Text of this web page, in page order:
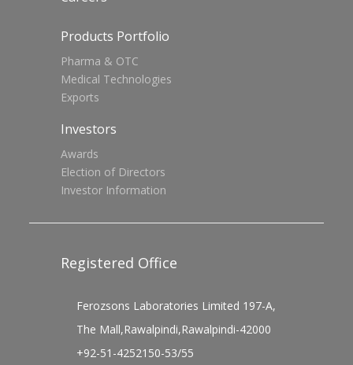
Products Portfolio
Pharma & OTC
Medical Technologies
Exports
Investors
Awards
Election of Directors
Investor Information
Registered Office
Ferozsons Laboratories Limited 197-A,
The Mall,Rawalpindi,Rawalpindi-42000
+92-51-4252150-53/55